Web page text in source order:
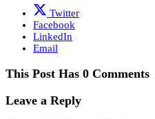
Twitter
Facebook
LinkedIn
Email
This Post Has 0 Comments
Leave a Reply